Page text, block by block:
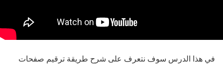
في هذا الدرس سوف نتعرف على شرح طريقة ترقيم صفحات